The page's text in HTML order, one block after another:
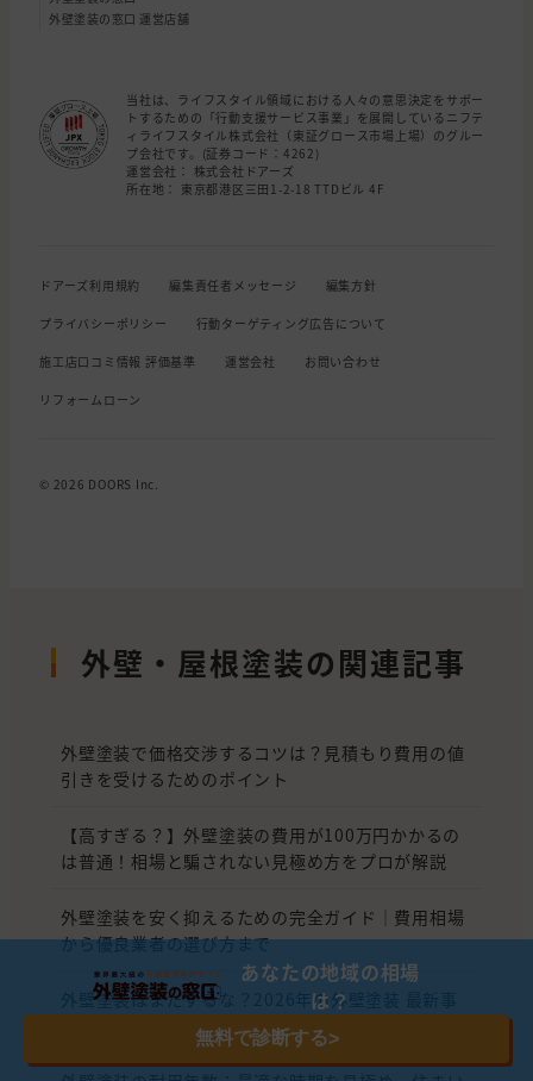
外壁塗装の窓口 運営店舗
当社は、ライフスタイル領域における人々の意思決定をサポー
トするための「行動支援サービス事業」を展開しているニフテ
ィライフスタイル株式会社（東証グロース市場上場）のグルー
プ会社です。(証券コード：4262)
運営会社： 株式会社ドアーズ
所在地： 東京都港区三田1-2-18 TTDビル 4F
ドアーズ利用規約 編集責任者メッセージ 編集方針
プライバシーポリシー 行動ターゲティング広告について
施工店口コミ情報 評価基準 運営会社 お問い合わせ
リフォームローン
© 2026 DOORS Inc.
外壁・屋根塗装の関連記事
外壁塗装で価格交渉するコツは？見積もり費用の値
引きを受けるためのポイント
【高すぎる？】外壁塗装の費用が100万円かかるの
は普通！相場と騙されない見極め方をプロが解説
外壁塗装を安く抑えるための完全ガイド｜費用相場
から優良業者の選び方まで
外壁塗装はまだするな？2026年の外壁塗装 最新事
あなたの地域の相場
は？
無料で診断する>